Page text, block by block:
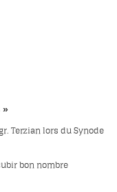
»
Terzian lors du Synode
bon nombre